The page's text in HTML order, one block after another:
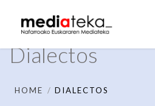
Dialectos
HOME DIALECTOS